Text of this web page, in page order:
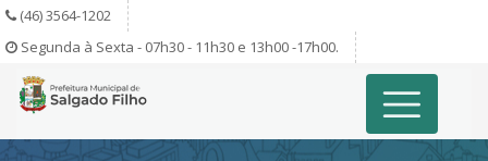
(46) 3564-1202
Segunda à Sexta - 07h30 - 11h30 e 13h00 -17h00.